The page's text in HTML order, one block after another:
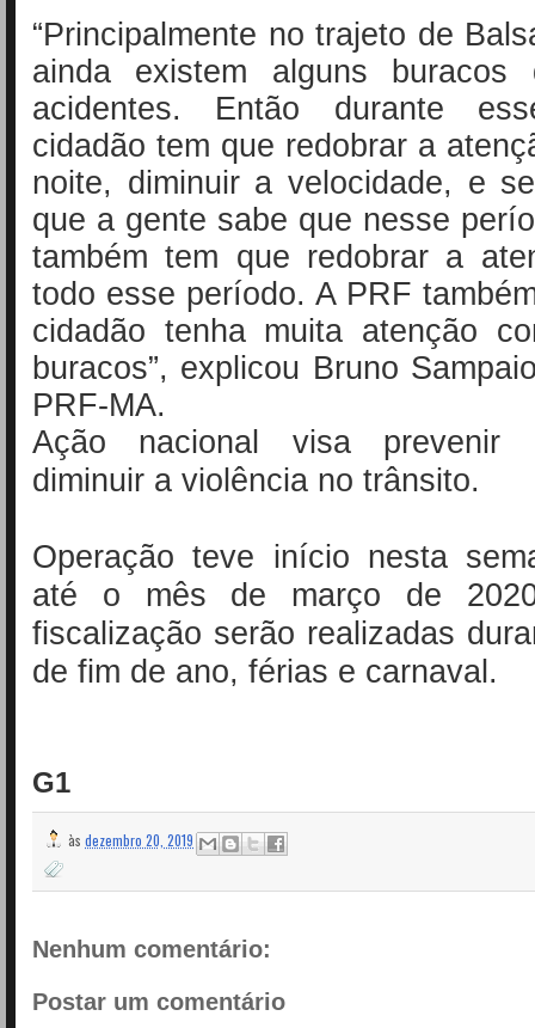
“Principalmente no trajeto de
ainda existem alguns buracos
acidentes. Então durante
cidadão tem que redobrar a
noite, diminuir a velocidade, e
que a gente sabe que nesse
também tem que redobrar a
todo esse período. A PRF
cidadão tenha muita atenção
buracos”, explicou Bruno
PRF-MA.
Ação nacional visa prevenir
diminuir a violência no trânsito.
Operação teve início nesta
até o mês de março de
fiscalização serão realizadas
de fim de ano, férias e carnaval.
G1
às dezembro 20, 2019
Nenhum comentário:
Postar um comentário